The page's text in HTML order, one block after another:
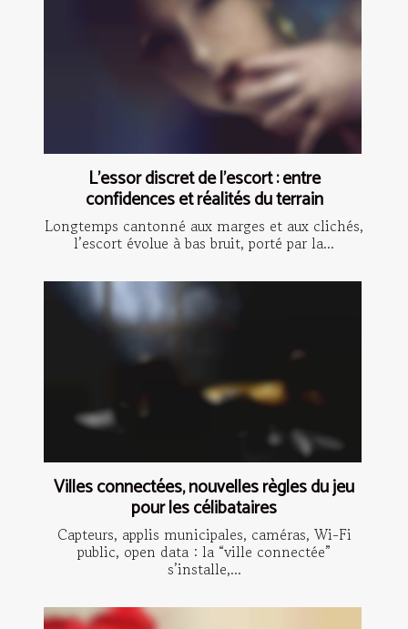
L’essor discret de l’escort : entre
confidences et réalités du terrain
Longtemps cantonné aux marges et aux clichés,
l’escort évolue à bas bruit, porté par la...
Villes connectées, nouvelles règles du jeu
pour les célibataires
Capteurs, applis municipales, caméras, Wi-Fi
public, open data : la “ville connectée”
s’installe,...